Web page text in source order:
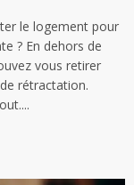
le logement pour
? En dehors de
vous retirer
rétractation.